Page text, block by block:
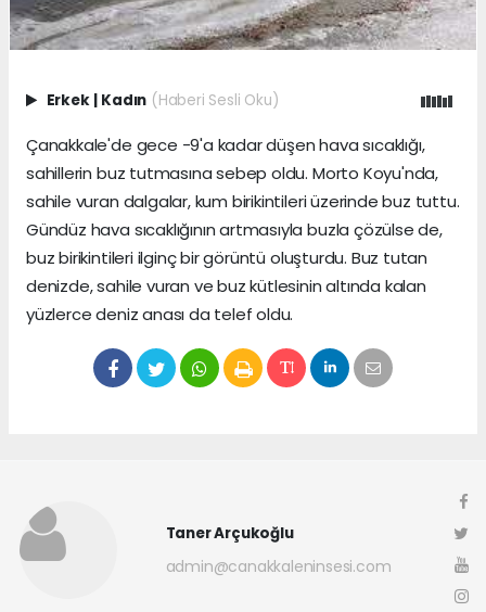
Erkek Kadın (Haberi Sesli Oku)
Çanakkale'de gece -9'a kadar düşen hava sıcaklığı,
sahillerin buz tutmasına sebep oldu. Morto Koyu'nda,
sahile vuran dalgalar, kum birikintileri üzerinde buz tuttu.
Gündüz hava sıcaklığının artmasıyla buzla çözülse de,
buz birikintileri ilginç bir görüntü oluşturdu. Buz tutan
denizde, sahile vuran ve buz kütlesinin altında kalan
yüzlerce deniz anası da telef oldu.
Taner Arçukoğlu
admin@canakkaleninsesi.com